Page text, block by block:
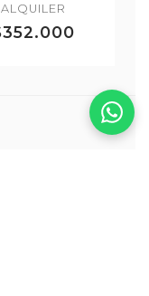
ALQUILER